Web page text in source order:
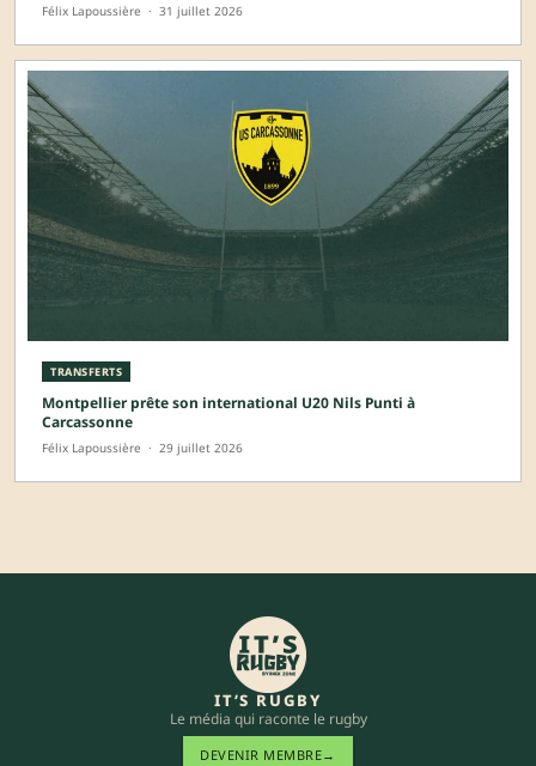
Félix Lapoussière · 31 juillet 2026
TRANSFERTS
Montpellier prête son international U20 Nils Punti à
Carcassonne
Félix Lapoussière · 29 juillet 2026
IT’S RUGBY
Le média qui raconte le rugby
DEVENIR MEMBRE→